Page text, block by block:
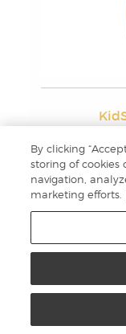
Mai
By clicking
storing of cookies
navigation,
marketing efforts.